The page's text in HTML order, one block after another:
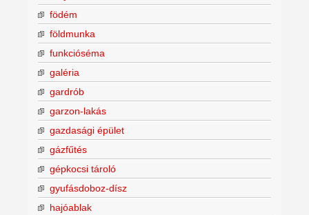
födém
földmunka
funkcióséma
galéria
gardrób
garzon-lakás
gazdasági épület
gázfűtés
gépkocsi tároló
gyufásdoboz-dísz
hajóablak